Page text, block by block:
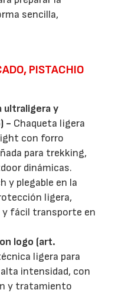
sencilla,
PISTACHIO
ultraligera y
- Chaqueta ligera
con forro
para trekking,
dinámicas.
y plegable en la
ligera,
fácil transporte en
logo (art.
ligera para
intensidad, con
y tratamiento